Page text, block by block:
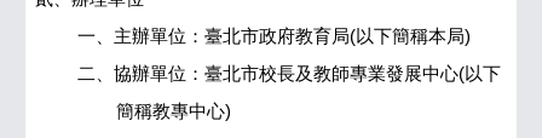
一、主辦單位：臺北市政府教育局(以下簡稱本局)
二、協辦單位：臺北市校長及教師專業發展中心(以下
簡稱教專中心)